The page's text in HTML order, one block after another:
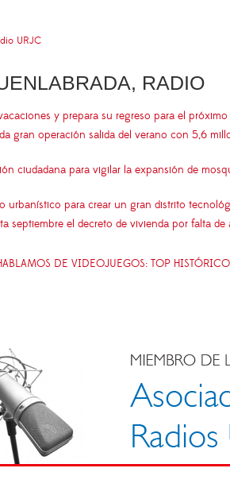
URJC
RADIO
y prepara su regreso para el
gran operación salida del verano con 5,6
ciudadana para vigilar la expansión de
urbanístico para crear un gran distrito
septiembre el decreto de vivienda por falta de
DE VIDEOJUEGOS: TOP